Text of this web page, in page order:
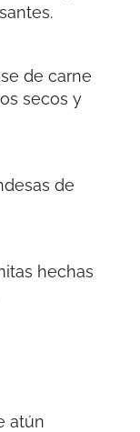
de carne
secos y
de
hechas
atún